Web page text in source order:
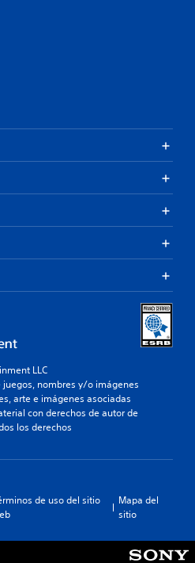
LLC
nombres y/o imágenes
arte e imágenes asociadas
con derechos de autor de
los derechos
de uso del sitio
Mapa del
sitio